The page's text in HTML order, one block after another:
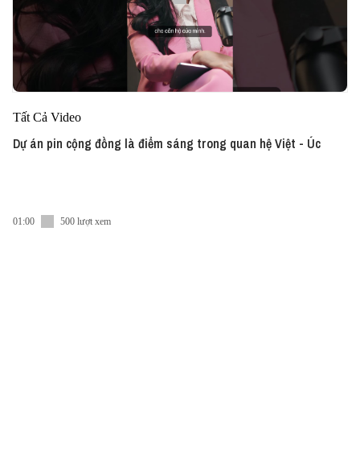
Tất Cả Video
Dự án pin cộng đồng là điểm sáng trong quan hệ Việt - Úc
01:00 500 lượt xem